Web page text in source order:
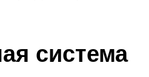
система